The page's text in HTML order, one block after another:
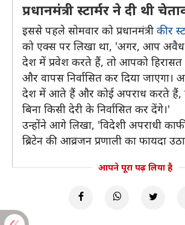
प्रधानमंत्री स्टार्मर ने दी थी
इससे पहले सोमवार को प्रधानमंत्री कीर
को एक्स पर लिखा था, 'अगर, आप
देश में प्रवेश करते हैं, तो आपको हिरासत
और वापस निर्वासित कर दिया
देश में आते हैं और कोई अपराध करते हैं,
बिना किसी देरी के निर्वासित कर देंगे।'
उन्होंने आगे लिखा, 'विदेशी अपराधी
ब्रिटेन की आव्रजन प्रणाली का फायदा
आपने पूरा पढ़ लिया है